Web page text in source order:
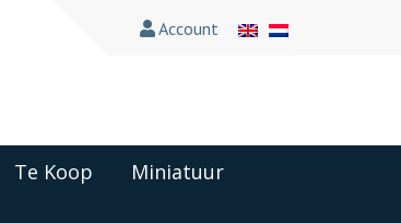
Account
Te Koop
Miniatuur